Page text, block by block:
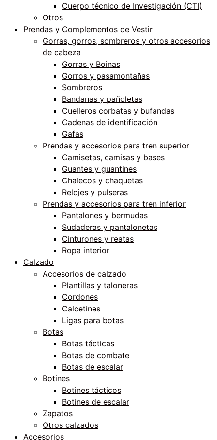
Cuerpo técnico de Investigación (CTI)
Otros
Prendas y Complementos de Vestir
Gorras, gorros, sombreros y otros accesorios
de cabeza
Gorras y Boinas
Gorros y pasamontañas
Sombreros
Bandanas y pañoletas
Cuelleros corbatas y bufandas
Cadenas de identificación
Gafas
Prendas y accesorios para tren superior
Camisetas, camisas y bases
Guantes y guantines
Chalecos y chaquetas
Relojes y pulseras
Prendas y accesorios para tren inferior
Pantalones y bermudas
Sudaderas y pantalonetas
Cinturones y reatas
Ropa interior
Calzado
Accesorios de calzado
Plantillas y taloneras
Cordones
Calcetines
Ligas para botas
Botas
Botas tácticas
Botas de combate
Botas de escalar
Botines
Botines tácticos
Botines de escalar
Zapatos
Otros calzados
Accesorios